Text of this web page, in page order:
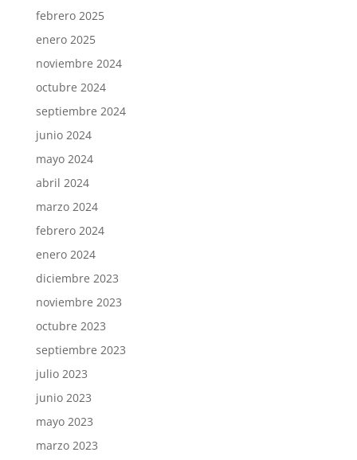
febrero 2025
enero 2025
noviembre 2024
octubre 2024
septiembre 2024
junio 2024
mayo 2024
abril 2024
marzo 2024
febrero 2024
enero 2024
diciembre 2023
noviembre 2023
octubre 2023
septiembre 2023
julio 2023
junio 2023
mayo 2023
marzo 2023